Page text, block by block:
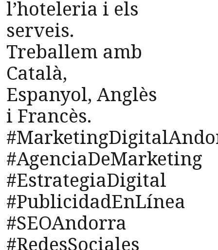
l’hoteleria i els
serveis.
Treballem amb
Català,
Espanyol, Anglès
i Francès.
#AgenciaDeMarketing
#EstrategiaDigital
#PublicidadEnLínea
#SEOAndorra
#RedesSociales